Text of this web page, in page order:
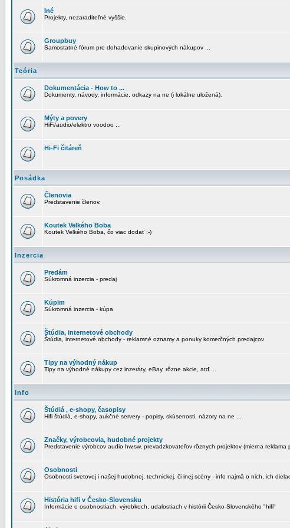
Iné
Projekty, nezaraditeľné vyššie.
Groupbuy
Samostatné fórum pre dohadovanie skupinových nákupov ...
Teória
Dokumentácia - How to ...
Dokumenty, návody, informácie, odkazy na ne (i lokálne uložená).
Mýty a povery
HiFi/audio/elektro voodoo ...
Hi-Fi čitáreň
Posádka
Členovia
Predstavenie členov.
Koutek Velkého Boba
Koutek Velkého Boba, čo viac dodať :-)
Inzercia
Predám
Súkromná inzercia - predaj
Kúpim
Súkromná inzercia - kúpa
Štúdia, internetové obchody
Štúdia, internetové obchody - reklamné oznamy a ponuky komerčných predajcov
Tipy na výhodný nákup
Tipy na výhodné nákupy cez inzeráty, eBay, rôzne akcie, atď ...
Info
Štúdiá , e-shopy, časopisy
Hifi štúdiá, e-shopy, aukčné servery - popisy, skúsenosti, názory na ne ...
Značky, výrobcovia, hudobné projekty
Predstavenie výrobcov audio hw,sw, prevadzkovateľov rôznych projektov (mierna reklama
Osobnosti
Osobnosti svetovej i našej hudobnej, technickej, či inej scény - info najmä o nich, ich
História hifi v Česko-Slovensku
Informácie o osobnostiach, výrobkoch, udalostiach v histórii Česko-Slovenského "hifi"